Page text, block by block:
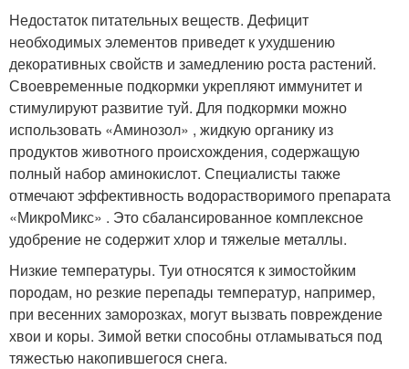
Недостаток питательных веществ. Дефицит
необходимых элементов приведет к ухудшению
декоративных свойств и замедлению роста растений.
Своевременные подкормки укрепляют иммунитет и
стимулируют развитие туй. Для подкормки можно
использовать «Аминозол» , жидкую органику из
продуктов животного происхождения, содержащую
полный набор аминокислот. Специалисты также
отмечают эффективность водорастворимого препарата
«МикроМикс» . Это сбалансированное комплексное
удобрение не содержит хлор и тяжелые металлы.
Низкие температуры. Туи относятся к зимостойким
породам, но резкие перепады температур, например,
при весенних заморозках, могут вызвать повреждение
хвои и коры. Зимой ветки способны отламываться под
тяжестью накопившегося снега.